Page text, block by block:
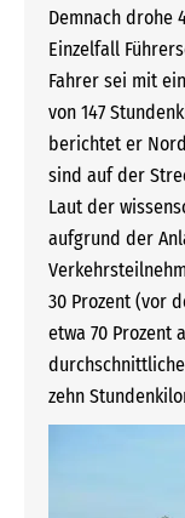
Demnach drohe
Einzelfall
Fahrer sei mit
von 147
berichtet er
sind auf der
Laut der
aufgrund der
30 Prozent (vor
etwa 70 Prozent
zehn